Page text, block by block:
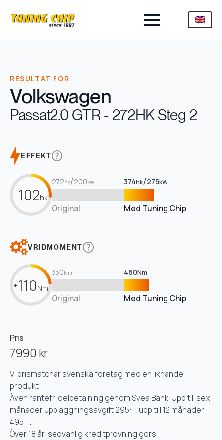
RESULTAT FÖR
Volkswagen
Passat2.0 GTR - 272HK Steg 2
EFFEKT
+102hk
272hk/200kW 374hk/275kW
Original Med Tuning Chip
VRIDMOMENT
+110Nm
350Nm 460Nm
Original Med Tuning Chip
Pris
7990 kr
Vi prismatchar svenska företag med en liknande
produkt!
Även räntefri delbetalning genom Svea Bank. Upp till sex
månader uppläggningsavgift 295:-, upp till 12 månader
495:-.
Över 18 år, sedvanlig kreditprövning görs.